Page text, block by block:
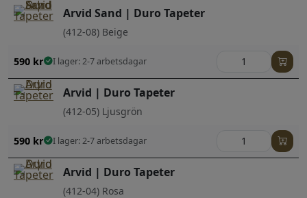
Arvid Sand | Duro Tapeter
(412-08) Beige
590 kr I lager: 2-7 arbetsdagar
Arvid | Duro Tapeter
(412-05) Ljusgrön
590 kr I lager: 2-7 arbetsdagar
Arvid | Duro Tapeter
(412-04) Rosa